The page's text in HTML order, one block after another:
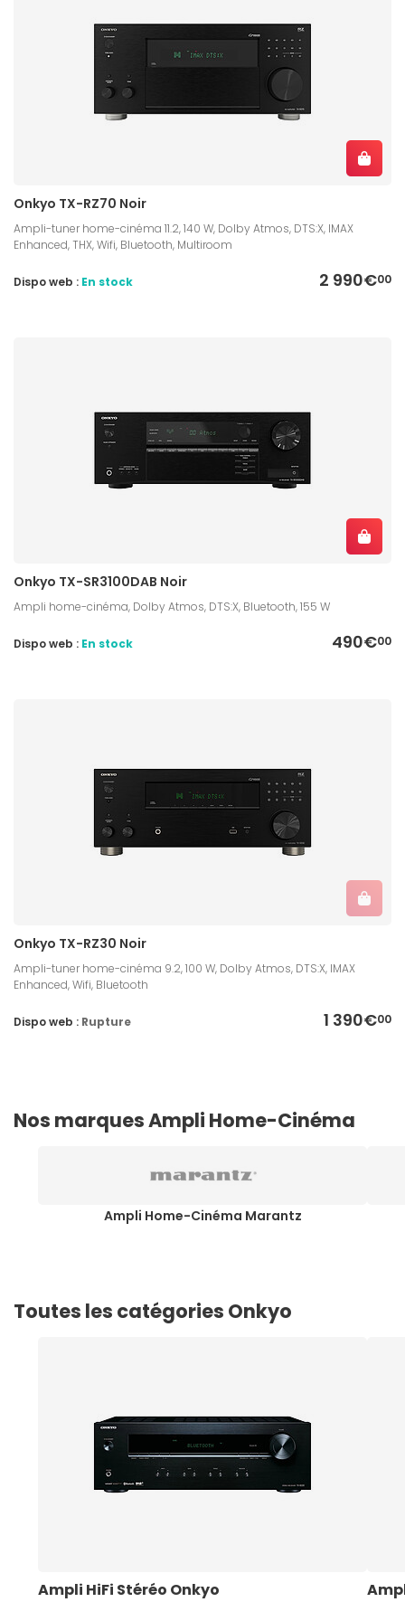
Onkyo TX-RZ70 Noir
Ampli-tuner home-cinéma 11.2, 140 W, Dolby Atmos, DTS:X, IMAX
Enhanced, THX, Wifi, Bluetooth, Multiroom
2 990€00
Dispo web : En stock
Onkyo TX-SR3100DAB Noir
Ampli home-cinéma, Dolby Atmos, DTS:X, Bluetooth, 155 W
490€00
Dispo web : En stock
Onkyo TX-RZ30 Noir
Ampli-tuner home-cinéma 9.2, 100 W, Dolby Atmos, DTS:X, IMAX
Enhanced, Wifi, Bluetooth
1 390€00
Dispo web : Rupture
Nos marques Ampli Home-Cinéma
Ampli Home-Cinéma Marantz
Toutes les catégories Onkyo
Ampli HiFi Stéréo Onkyo